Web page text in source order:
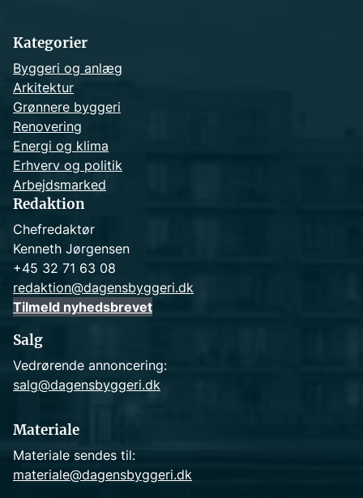
Kategorier
Byggeri og anlæg
Arkitektur
Grønnere byggeri
Renovering
Energi og klima
Erhverv og politik
Arbejdsmarked
Redaktion
Chefredaktør
Kenneth Jørgensen
+45 32 71 63 08
redaktion@dagensbyggeri.dk
Tilmeld nyhedsbrevet
Salg
Vedrørende annoncering:
salg@dagensbyggeri.dk
Materiale
Materiale sendes til:
materiale@dagensbyggeri.dk